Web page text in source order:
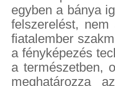
egyben a bánya
felszerelést,
fiatalember
a fényképezés
a természetben,
meghatározza